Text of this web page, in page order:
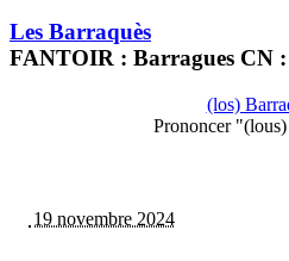
Les Barraquès
FANTOIR : Barragues CN
(los)
Prononcer
19 novembre 2024